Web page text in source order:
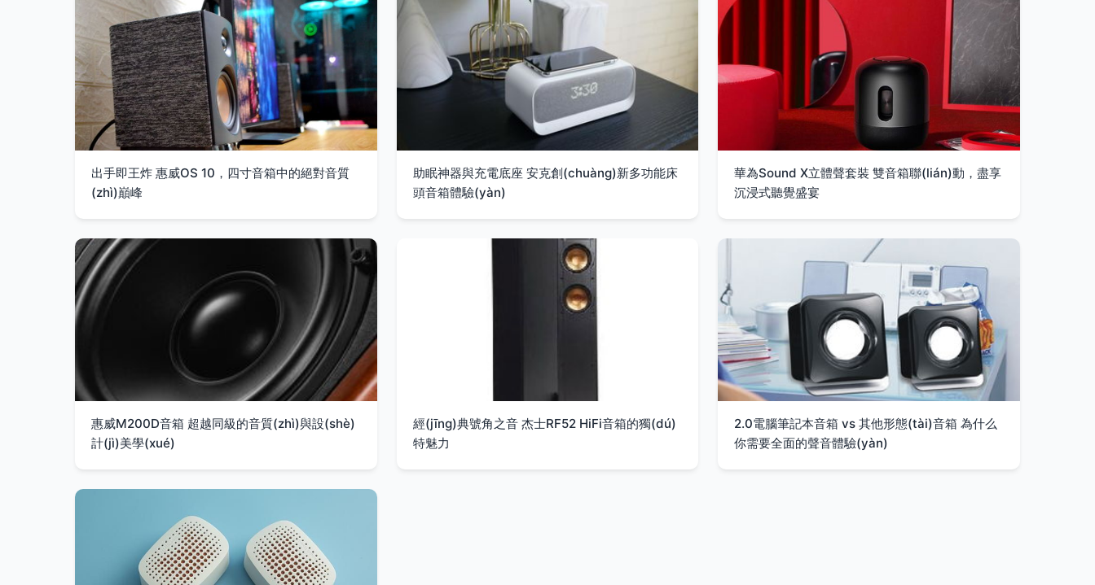
出手即王炸 惠威OS 10，四寸音箱中的絕對音質
(zhì)巔峰
助眠神器與充電底座 安克創(chuàng)新多功能床
頭音箱體驗(yàn)
華為Sound X立體聲套裝 雙音箱聯(lián)動，盡享
沉浸式聽覺盛宴
惠威M200D音箱 超越同級的音質(zhì)與設(shè)
計(jì)美學(xué)
經(jīng)典號角之音 杰士RF52 HiFi音箱的獨(dú)
特魅力
2.0電腦筆記本音箱 vs 其他形態(tài)音箱 為什么
你需要全面的聲音體驗(yàn)